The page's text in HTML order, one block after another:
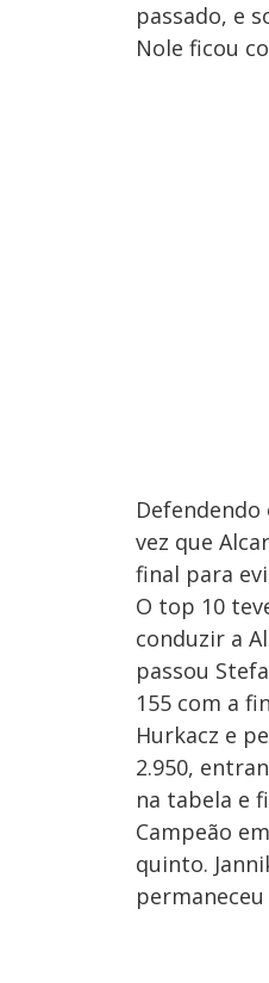
passado, e
Nole ficou
vez que
final para
O top 10
conduzir a
passou
155 com a
Hurkacz e
2.950,
na tabela e
Campeão
quinto.